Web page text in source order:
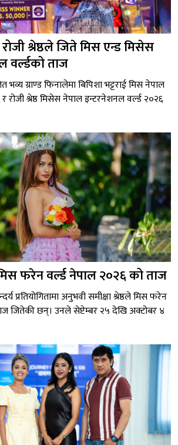
रोजी श्रेष्ठले जिते मिस एन्ड मिसेस
वर्ल्डको ताज
भव्य ग्राण्ड फिनालेमा बिपिशा भट्टराई मिस नेपाल
रोजी श्रेष्ठ मिसेस नेपाल इन्टरनेशनल वर्ल्ड २०२६
मिस फरेन वर्ल्ड नेपाल २०२६ को ताज
प्रतियोगितामा अनुभवी समीक्षा श्रेष्ठले मिस फरेन
जितेकी छन्। उनले सेप्टेम्बर २५ देखि अक्टोबर ४